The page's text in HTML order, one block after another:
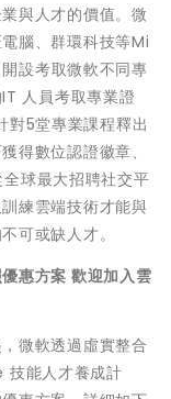
與人才的價值。微
腦、群環科技等Mi
設考取微軟不同專
人員考取專業證
5堂專業課程釋出
得數位認證徽章、
球最大招聘社交平
練雲端技術才能與
可或缺人才。
惠方案 歡迎加入雲
微軟透過虛實整合
能人才養成計